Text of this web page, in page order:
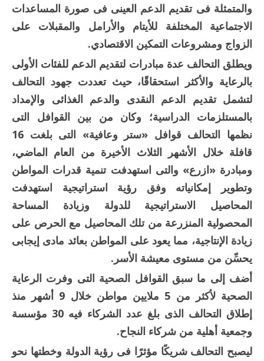
والمتمثلة فى تقديم الدعم العينى فى صورة المساعدات
الاجتماعية المختلفة للأيتام والأرامل والمقبلات على
الزواج ومشروعات التمكين الاقتصادي.
ويطلق التحالف عدة مبادرات لتقديم الدعم للفئات الأولى
بالرعاية والأكثر استحقاقًا، حيث تعددت جهود التحالف
لتشمل تقديم الدعم النقدى والدعم الغذائى والإمداد
بالمستلزمات الدراسية؛ وكان من بين القوافل التى
نظمها التحالف قوافل «ستر وعافية» التى بلغت 16
قافلة خلال الأشهر الثلاث الأخيرة من العام الماضي،
ومبادرة «ازرع» والتى استهدفت تنمية قدرات المواطن
وتطوير إمكانياته وفق رؤية استراتيجية استهدفت
المحاصيل الاستراتيجية للدولة وزيادة المساحة
المحصولية المنزرعة من تلك المحاصيل مع الحرص على
زيادة الإنتاجية، مما يعود على المواطن بعائد مادى إيجابى
يحسِّن من مستوى معيشة الأسر.
أضف إلى ما سبق القوافل الصحية التى وفرت الرعاية
الصحية لأكثر من 5 ملايين مواطن خلال 9 أشهر منذ
إطلاق التحالف الذى بلغ عدد الشركاء فيه 30 مؤسسة
وجمعية أهلية من شركاء النجاح.
ليصبح التحالف شريكًا مؤثرًا فى رؤية الدولة وخطتها نحو